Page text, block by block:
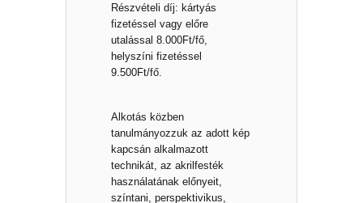
Részvételi díj: kártyás
fizetéssel vagy előre
utalással 8.000Ft/fő,
helyszíni fizetéssel
9.500Ft/fő.
Alkotás közben
tanulmányozzuk az adott kép
kapcsán alkalmazott
technikát, az akrilfesték
használatának előnyeit,
színtani, perspektivikus,